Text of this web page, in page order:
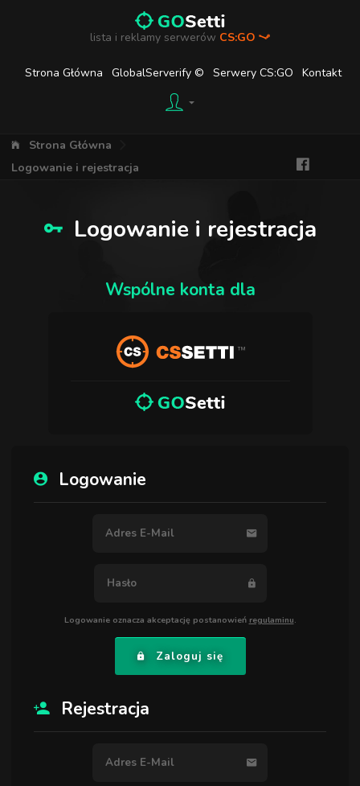
lista i reklamy serwerów CS:GO
Strona Główna GlobalServerify © Serwery CS:GO Kontakt
Strona Główna
Logowanie i rejestracja
Logowanie i rejestracja
Wspólne konta dla
Logowanie
Logowanie oznacza akceptację postanowień regulaminu.
Zaloguj się
Rejestracja